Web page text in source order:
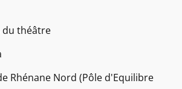
du théâtre
Rhénane Nord (Pôle d'Equilibre